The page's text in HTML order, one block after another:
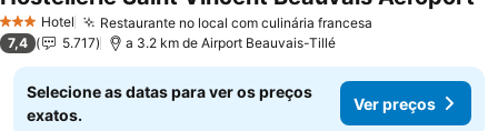
3 EstrelasHotel Restaurante no local com culinária francesa
7,4 5.717 a 3.2 km de Airport Beauvais-Tillé
Selecione as datas para ver os preços
exatos.
Ver preços